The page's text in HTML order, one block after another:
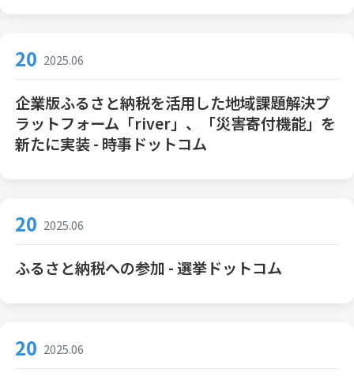
20 2025.06
企業版ふるさと納税を活用した地域課題解決プ
ラットフォーム「river」、「災害寄付機能」を
新たに実装 - 時事ドットコム
20 2025.06
ふるさと納税への参加 - 選挙ドットコム
20 2025.06